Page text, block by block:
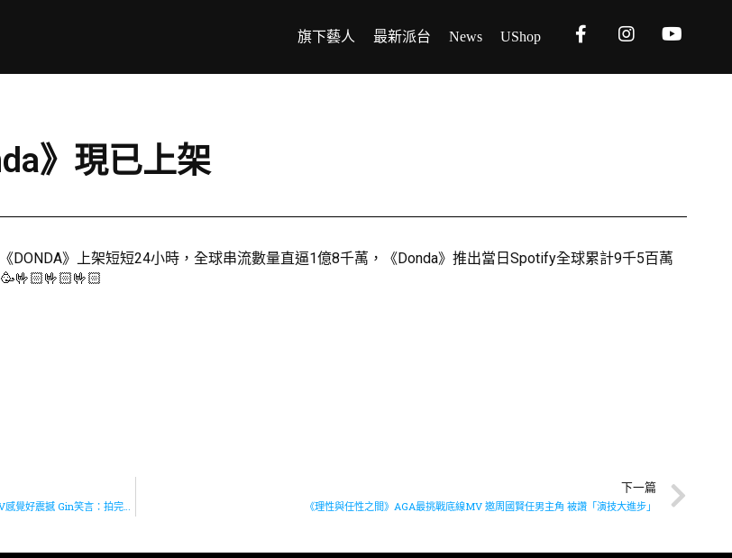
旗下藝人 最新派台 News UShop
》現已上架
DONDA》上架短短24小時，全球串流數量直逼1億8千萭，《Donda》推出當日Spotify全球累計9千5百萭
Gin Lee(李幸倪) 日出時讓街燈安睡 featuring Jacky Cheung(張學友) 跟歌神合作拍MV感覺好震撼 Gin笑言：拍完MV黑咗兩度都抵呀！
下一篇
《理性與任性之間》AGA最挑戰底線MV 邀周國賢任男主角 被讚「演技大進步」